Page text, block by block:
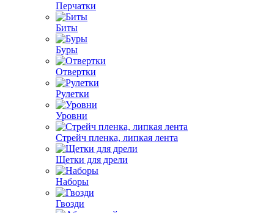
Перчатки
Биты
Буры
Отвертки
Рулетки
Уровни
Стрейч пленка, липкая лента
Щетки для дрели
Наборы
Гвозди